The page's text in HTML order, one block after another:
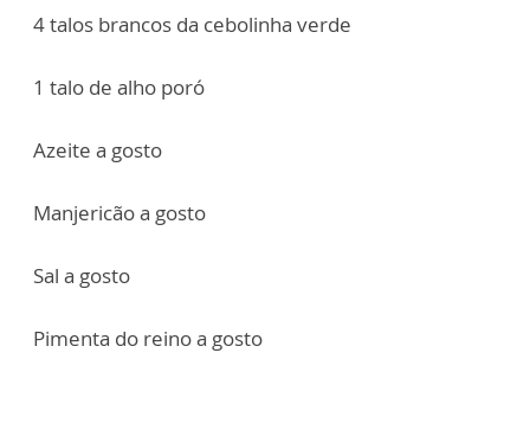
4 talos brancos da cebolinha verde
1 talo de alho poró
Azeite a gosto
Manjericão a gosto
Sal a gosto
Pimenta do reino a gosto